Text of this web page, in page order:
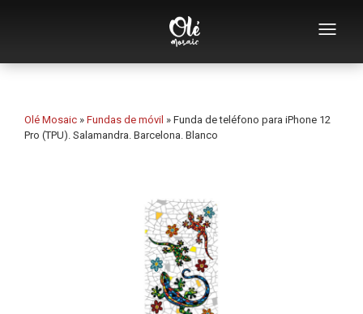
Empresa
Abridores
Olé Mosaic » Fundas de móvil » Funda de teléfono para iPhone 12
Pro (TPU). Salamandra. Barcelona. Blanco